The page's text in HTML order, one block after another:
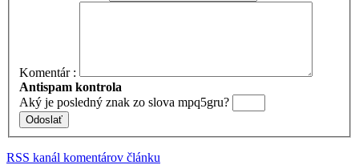
Komentár :
Antispam kontrola
Aký je posledný znak zo slova mpq5gru?
RSS kanál komentárov článku